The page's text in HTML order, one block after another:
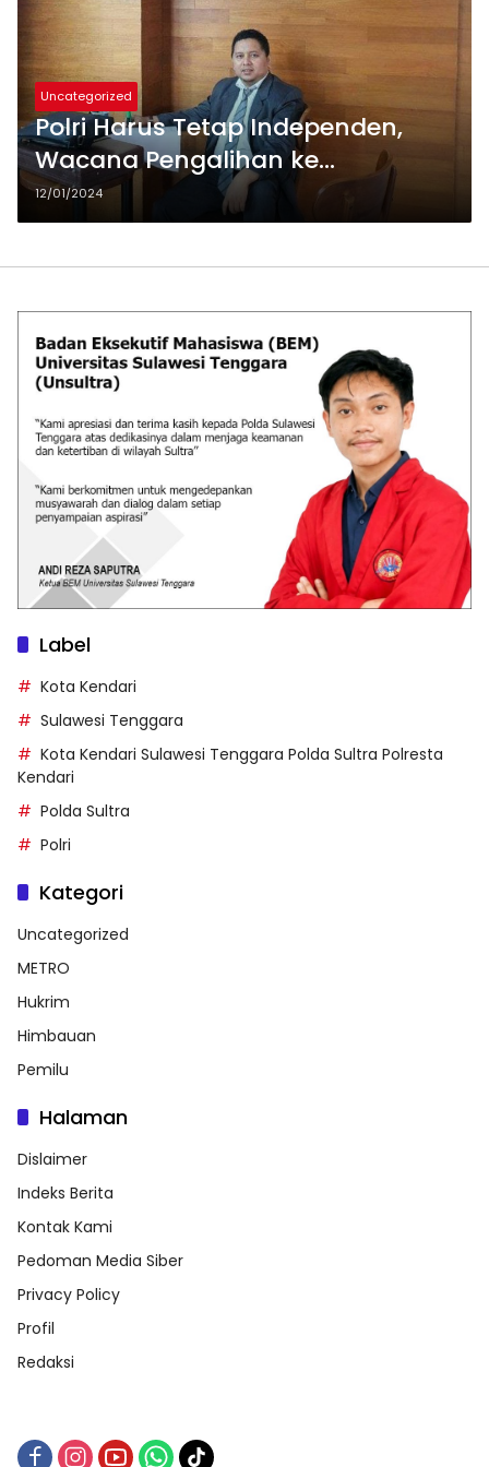
Uncategorized
Polri Harus Tetap Independen,
Wacana Pengalihan ke
Kemendagri atau TNI Dinilai
Ahistoris
12/01/2024
Label
Kota Kendari
Sulawesi Tenggara
Kota Kendari Sulawesi Tenggara Polda Sultra Polresta
Kendari
Polda Sultra
Polri
Kategori
Uncategorized
METRO
Hukrim
Himbauan
Pemilu
Halaman
Dislaimer
Indeks Berita
Kontak Kami
Pedoman Media Siber
Privacy Policy
Profil
Redaksi